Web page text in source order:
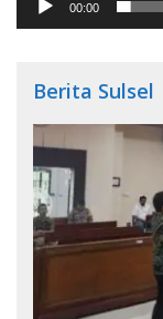
00:00
Berita Sulsel